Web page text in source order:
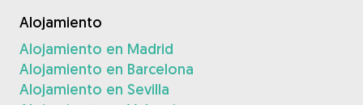
Alojamiento
Alojamiento en Madrid
Alojamiento en Barcelona
Alojamiento en Sevilla